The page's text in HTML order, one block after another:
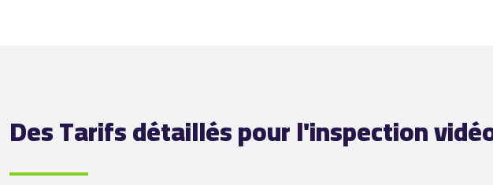
Des Tarifs détaillés pour l'inspection